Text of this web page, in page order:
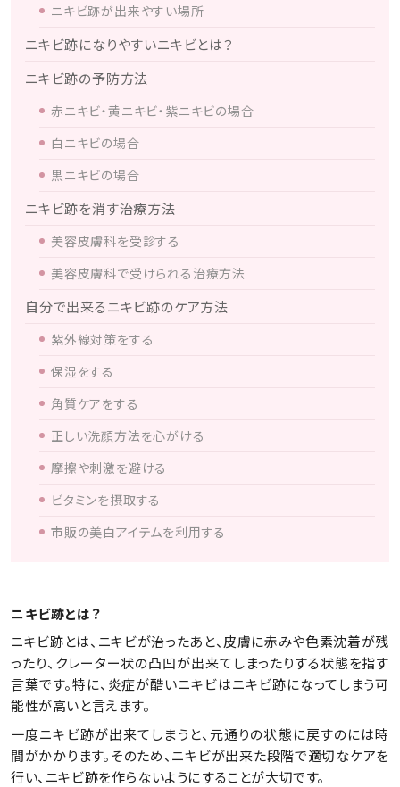
ニキビ跡が出来やすい場所
ニキビ跡になりやすいニキビとは？
ニキビ跡の予防方法
赤ニキビ・黄ニキビ・紫ニキビの場合
白ニキビの場合
黒ニキビの場合
ニキビ跡を消す治療方法
美容皮膚科を受診する
美容皮膚科で受けられる治療方法
自分で出来るニキビ跡のケア方法
紫外線対策をする
保湿をする
角質ケアをする
正しい洗顔方法を心がける
摩擦や刺激を避ける
ビタミンを摂取する
市販の美白アイテムを利用する
ニキビ跡とは？
ニキビ跡とは、ニキビが治ったあと、皮膚に赤みや色素沈着が残
ったり、クレーター状の凸凹が出来てしまったりする状態を指す
言葉です。特に、炎症が酷いニキビはニキビ跡になってしまう可
能性が高いと言えます。
一度ニキビ跡が出来てしまうと、元通りの状態に戻すのには時
間がかかります。そのため、ニキビが出来た段階で適切なケアを
行い、ニキビ跡を作らないようにすることが大切です。